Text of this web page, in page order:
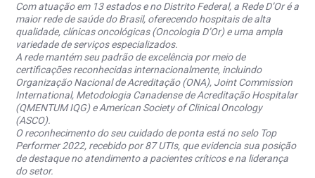
Com atuação em 13 estados e no Distrito Federal, a Rede D’Or é a
maior rede de saúde do Brasil, oferecendo hospitais de alta
qualidade, clínicas oncológicas (Oncologia D’Or) e uma ampla
variedade de serviços especializados.
A rede mantém seu padrão de excelência por meio de
certificações reconhecidas internacionalmente, incluindo
Organização Nacional de Acreditação (ONA), Joint Commission
International, Metodologia Canadense de Acreditação Hospitalar
(QMENTUM IQG) e American Society of Clinical Oncology
(ASCO).
O reconhecimento do seu cuidado de ponta está no selo Top
Performer 2022, recebido por 87 UTIs, que evidencia sua posição
de destaque no atendimento a pacientes críticos e na liderança
do setor.